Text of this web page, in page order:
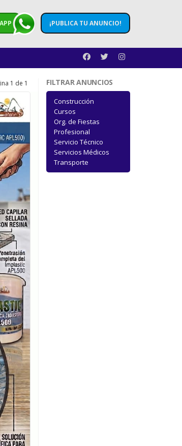
¡PUBLICA TU ANUNCIO!
1 de 1 FILTRAR ANUNCIOS
Construcción
Cursos
Org. de Fiestas
Profesional
Servicio Técnico
Servicios Médicos
Transporte